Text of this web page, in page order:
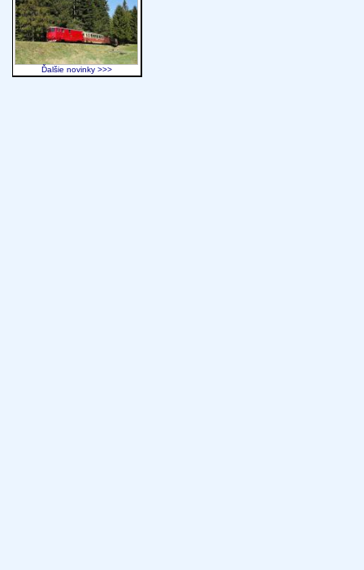
Ďalšie novinky >>>